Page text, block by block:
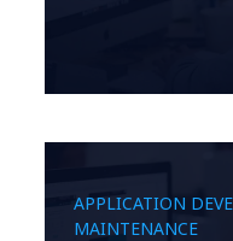
APPLICATION
MAINTENANCE